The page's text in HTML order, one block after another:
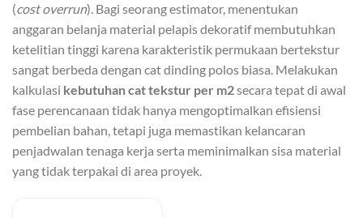
(cost overrun). Bagi seorang estimator, menentukan
anggaran belanja material pelapis dekoratif membutuhkan
ketelitian tinggi karena karakteristik permukaan bertekstur
sangat berbeda dengan cat dinding polos biasa. Melakukan
kalkulasi kebutuhan cat tekstur per m2secara tepat di awal
fase perencanaan tidak hanya mengoptimalkan efisiensi
pembelian bahan, tetapi juga memastikan kelancaran
penjadwalan tenaga kerja serta meminimalkan sisa material
yang tidak terpakai di area proyek.